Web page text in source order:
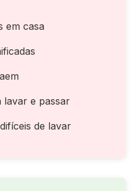
em casa
lavar e passar
de lavar